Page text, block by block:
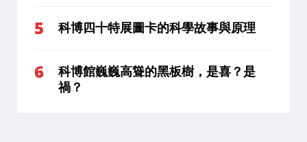
科博四十特展圖卡的科學故事與原理
科博館巍巍高聳的黑板樹，是喜？是
禍？